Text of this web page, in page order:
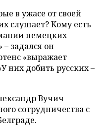
в ужасе от своей
слушает? Кому есть
немецких
задался он
«выражает
них добить русских –
Вучич
сотрудничества с